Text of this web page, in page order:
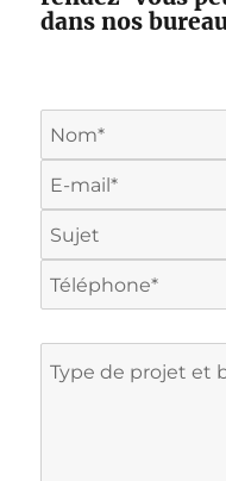
dans nos